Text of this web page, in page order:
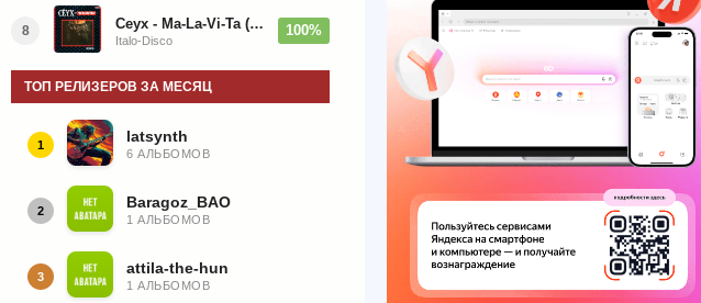
8 Ceyx - Ma-La-Vi-Ta (12'' Maxi-Single)
Italo-Disco
100%
ТОП РЕЛИЗЕРОВ ЗА МЕСЯЦ
1 latsynth
6 АЛЬБОМОВ
2 Baragoz_BAO
1 АЛЬБОМОВ
3 attila-the-hun
1 АЛЬБОМОВ